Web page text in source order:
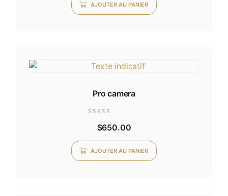
AJOUTER AU PANIER
Pro camera
Note
sur
$650.00
AJOUTER AU PANIER